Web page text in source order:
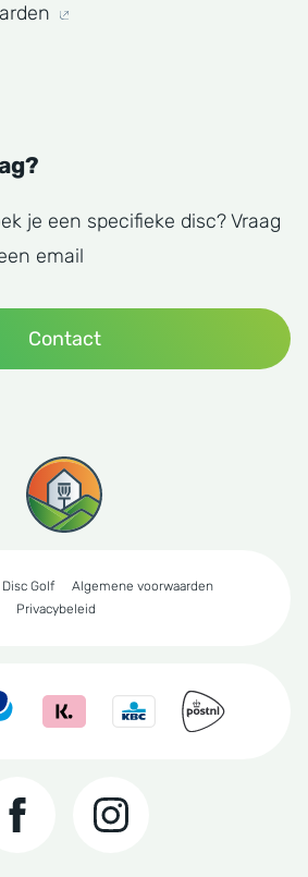
je een specifieke disc? Vraag
email
Contact
Golf
Algemene voorwaarden
Privacybeleid